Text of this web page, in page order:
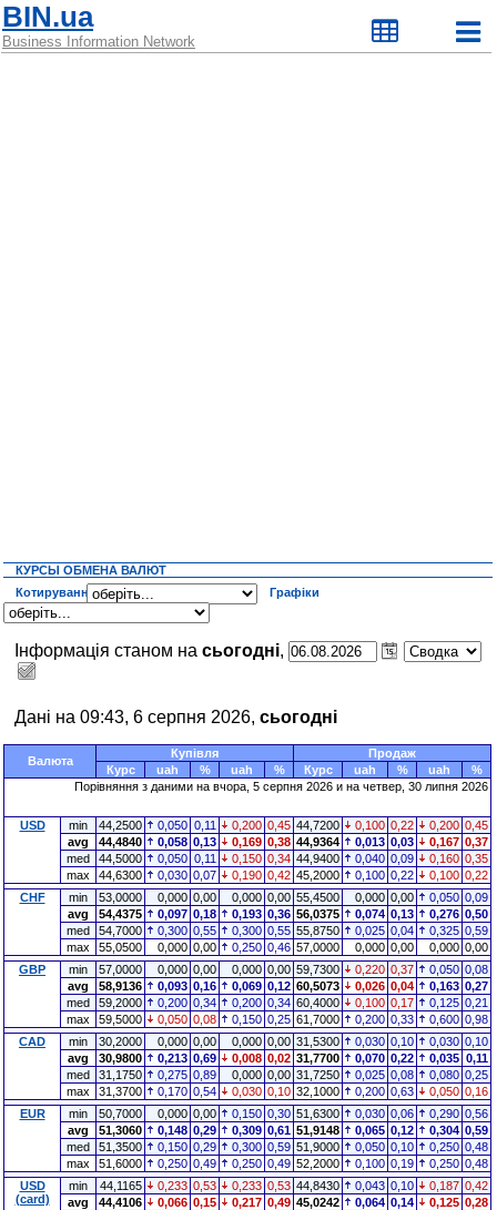
BIN.ua
Business Information Network
КУРСЫ ОБМЕНА ВАЛЮТ
Котирування
Графіки
Інформація станом насьогодні,
Дані на 09:43, 6 серпня 2026, сьогодні
Валюта
Купівля
Продаж
Курс
uah % uah % Курс uah % uah
%
Порівняння з даними на вчора , 5 серпня 2026 и на четвер, 30 липня 2026
USD min 44,2500 0,050 0,11 0,200 0,45 44,7200 0,100 0,22 0,200 0,45
avg
44,4840 0,058 0,13 0,169 0,38 44,9364 0,013 0,03 0,167 0,37
med
44,5000 0,050 0,11 0,150 0,34 44,9400 0,040 0,09 0,160 0,35
max
44,6300 0,030 0,07 0,190 0,42 45,2000 0,100 0,22 0,100 0,22
CHF
min 53,0000 0,000 0,00 0,000 0,00 55,4500 0,000 0,00 0,050 0,09
avg
54,4375 0,097 0,18 0,193 0,36 56,0375 0,074 0,13 0,276 0,50
med
54,7000 0,300 0,55 0,300 0,55 55,8750 0,025 0,04 0,325 0,59
max
55,0500 0,000 0,00 0,250 0,46 57,0000 0,000 0,00 0,000 0,00
GBP
min 57,0000 0,000 0,00 0,000 0,00 59,7300 0,220 0,37 0,050 0,08
avg
58,9136 0,093 0,16 0,069 0,12 60,5073 0,026 0,04 0,163 0,27
med
59,2000 0,200 0,34 0,200 0,34 60,4000 0,100 0,17 0,125 0,21
max
59,5000 0,050 0,08 0,150 0,25 61,7000 0,200 0,33 0,600 0,98
CAD
min 30,2000 0,000 0,00 0,000 0,00 31,5300 0,030 0,10 0,030 0,10
avg
30,9800 0,213 0,69 0,008 0,02 31,7700 0,070 0,22 0,035 0,11
med
31,1750 0,275 0,89 0,000 0,00 31,7250 0,025 0,08 0,080 0,25
max
31,3700 0,170 0,54 0,030 0,10 32,1000 0,200 0,63 0,050 0,16
EUR
min 50,7000 0,000 0,00 0,150 0,30 51,6300 0,030 0,06 0,290 0,56
avg
51,3060 0,148 0,29 0,309 0,61 51,9148 0,065 0,12 0,304 0,59
med
51,3500 0,150 0,29 0,300 0,59 51,9000 0,050 0,10 0,250 0,48
max
51,6000 0,250 0,49 0,250 0,49 52,2000 0,100 0,19 0,250 0,48
USD
(card)
min 44,1165 0,233 0,53 0,233 0,53 44,8430 0,043 0,10 0,187 0,42
avg
44,4106 0,066 0,15 0,217 0,49 45,0242 0,064 0,14 0,125 0,28